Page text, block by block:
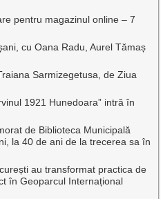
pentru magazinul online – 7
cu Oana Radu, Aurel Tămaș
Sarmizegetusa, de Ziua
1921 Hunedoara” intră în
de Biblioteca Municipală
la 40 de ani de la trecerea sa în
au transformat practica de
în Geoparcul Internațional